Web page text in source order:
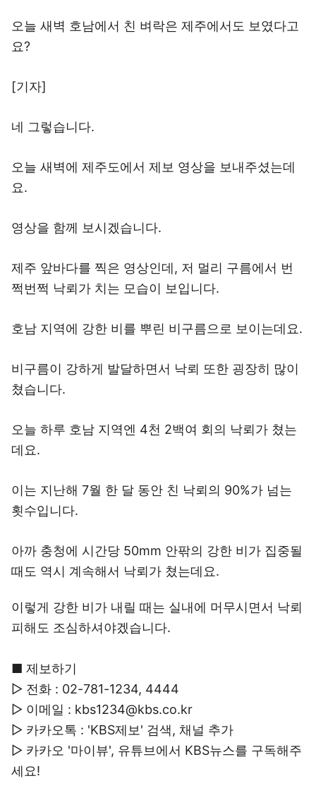
오늘 새벽 호남에서 친 벼락은 제주에서도 보였다고
요?
[기자]
네 그렇습니다.
오늘 새벽에 제주도에서 제보 영상을 보내주셨는데
요.
영상을 함께 보시겠습니다.
제주 앞바다를 찍은 영상인데, 저 멀리 구름에서 번
쩍번쩍 낙뢰가 치는 모습이 보입니다.
호남 지역에 강한 비를 뿌린 비구름으로 보이는데요.
비구름이 강하게 발달하면서 낙뢰 또한 굉장히 많이
쳤습니다.
오늘 하루 호남 지역엔 4천 2백여 회의 낙뢰가 쳤는
데요.
이는 지난해 7월 한 달 동안 친 낙뢰의 90%가 넘는
횟수입니다.
아까 충청에 시간당 50mm 안팎의 강한 비가 집중될
때도 역시 계속해서 낙뢰가 쳤는데요.
이렇게 강한 비가 내릴 때는 실내에 머무시면서 낙뢰
피해도 조심하셔야겠습니다.
■ 제보하기
▷ 전화 : 02-781-1234, 4444
▷ 이메일 : kbs1234@kbs.co.kr
▷ 카카오톡 : 'KBS제보' 검색, 채널 추가
▷ 카카오 '마이뷰', 유튜브에서 KBS뉴스를 구독해주
세요!